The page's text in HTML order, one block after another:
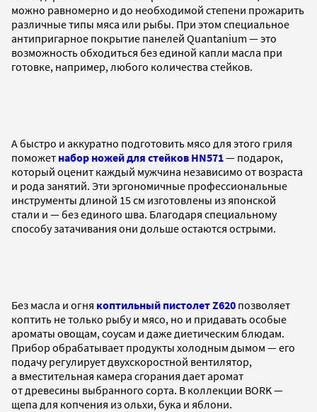
можно равномерно и до необходимой степени прожарить
различные типы мяса или рыбы. При этом специальное
антипригарное покрытие панелей Quantanium — это
возможность обходиться без единой капли масла при
готовке, например, любого количества стейков.
А быстро и аккуратно подготовить мясо для этого гриля
поможет набор ножей для стейков HN571— подарок,
который оценит каждый мужчина независимо от возраста
и рода занятий. Эти эргономичные профессиональные
инструменты длиной 15 см изготовлены из японской
стали и — без единого шва. Благодаря специальному
способу затачивания они дольше остаются острыми.
Без масла и огня коптильный пистолет Z620 позволяет
коптить не только рыбу и мясо, но и придавать особые
ароматы овощам, соусам и даже диетическим блюдам.
Прибор обрабатывает продукты холодным дымом — его
подачу регулирует двухскоростной вентилятор,
а вместительная камера сгорания дает аромат
от древесины выбранного сорта. В коллекции BORK —
щепа для копчения из ольхи, бука и яблони.